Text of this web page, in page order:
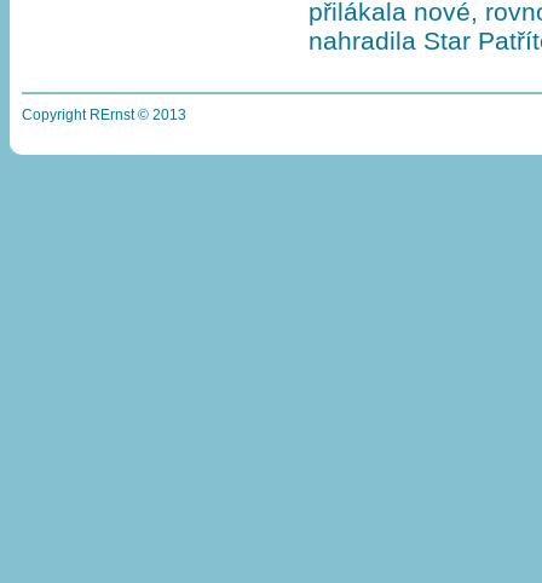
přilákala nové,
nahradila Star
Copyright RErnst © 2013